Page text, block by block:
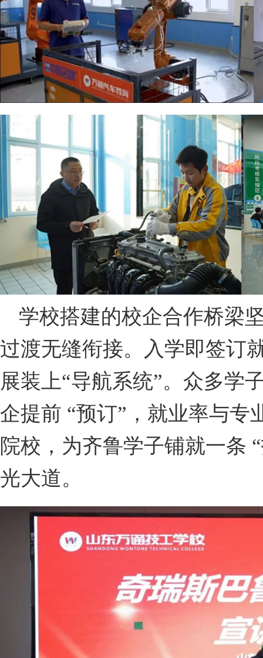
学校搭建的校企合作桥梁
过渡无缝衔接。入学即签订
展装上“导航系统”。众多学
企提前 “预订”，就业率与专
院校，为齐鲁学子铺就一条
光大道。